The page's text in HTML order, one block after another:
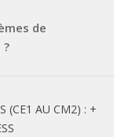
de
(CE1 AU CM2) : +